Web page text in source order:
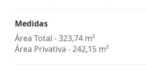
Medidas
Área Total - 323,74 m²
Área Privativa - 242,15 m²